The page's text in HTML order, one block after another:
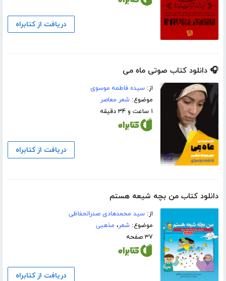
دریافت از کتابراه
🎧 دانلود کتاب صوتی ماه می
از:سیده فاطمه موسوی
موضوع:شعر معاصر
۱ ساعت و ۳۴ دقیقه
دریافت از کتابراه
دانلود کتاب من بچه شیعه هستم
از:سید محمدهادی صدرالحفاظی
موضوع:شعر، مذهبی
۳۷ صفحه
دریافت از کتابراه